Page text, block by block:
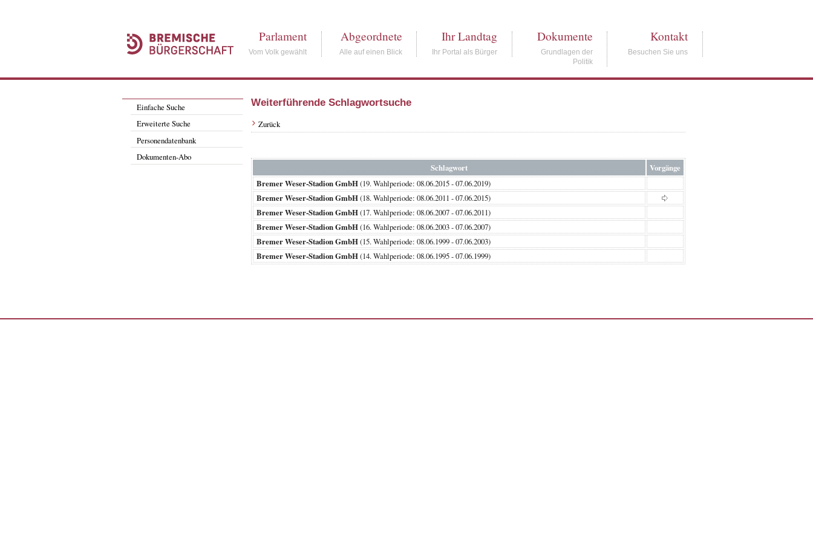
Parlament
Vom Volk gewählt
Abgeordnete
Alle auf einen Blick
Ihr Landtag
Ihr Portal als Bürger
Dokumente
Grundlagen der
Politik
Kontakt
Besuchen Sie uns
Einfache Suche
Erweiterte Suche
Personendatenbank
Dokumenten-Abo
Weiterführende Schlagwortsuche
Zurück
Schlagwort
Vorgänge
Bremer Weser-Stadion GmbH(19. Wahlperiode: 08.06.2015 - 07.06.2019)
Bremer Weser-Stadion GmbH(18. Wahlperiode: 08.06.2011 - 07.06.2015)
Bremer Weser-Stadion GmbH(17. Wahlperiode: 08.06.2007 - 07.06.2011)
Bremer Weser-Stadion GmbH(16. Wahlperiode: 08.06.2003 - 07.06.2007)
Bremer Weser-Stadion GmbH(15. Wahlperiode: 08.06.1999 - 07.06.2003)
Bremer Weser-Stadion GmbH(14. Wahlperiode: 08.06.1995 - 07.06.1999)